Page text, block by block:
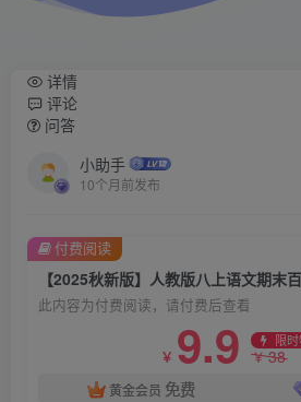
详情
评论
问答
小助手
10个月前发布
【2025秋新版】人教版八上语文期末
此内容为付费阅读，请付费后查看
￥ 9.9 限
￥38
黄金会员 免费
付费阅读